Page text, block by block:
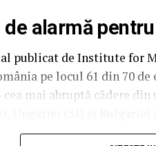
de alarmă
publicat de Institute for
pe locul 61 din 70
mai abruptă cădere